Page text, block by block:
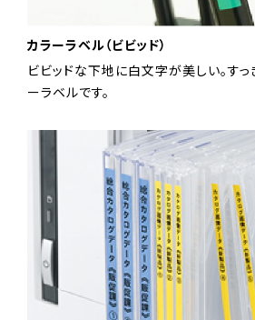
カラーラベル（ビビッド）
ビビッドな下地に白文字が美しい。す
ーラベルです。